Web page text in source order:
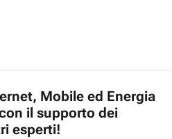
Mobile ed Energia
il supporto dei
esperti!